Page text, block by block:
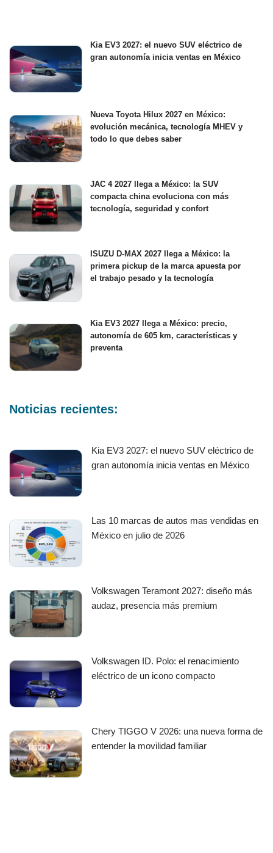
Kia EV3 2027: el nuevo SUV eléctrico de
gran autonomía inicia ventas en México
Nueva Toyota Hilux 2027 en México:
evolución mecánica, tecnología MHEV y
todo lo que debes saber
JAC 4 2027 llega a México: la SUV
compacta china evoluciona con más
tecnología, seguridad y confort
ISUZU D-MAX 2027 llega a México: la
primera pickup de la marca apuesta por
el trabajo pesado y la tecnología
Kia EV3 2027 llega a México: precio,
autonomía de 605 km, características y
preventa
Noticias recientes:
Kia EV3 2027: el nuevo SUV eléctrico de
gran autonomía inicia ventas en México
Las 10 marcas de autos mas vendidas en
México en julio de 2026
Volkswagen Teramont 2027: diseño más
audaz, presencia más premium
Volkswagen ID. Polo: el renacimiento
eléctrico de un icono compacto
Chery TIGGO V 2026: una nueva forma de
entender la movilidad familiar